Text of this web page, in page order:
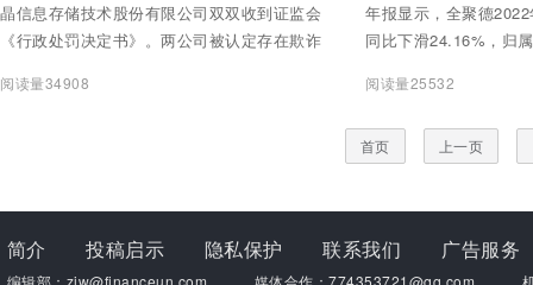
晶信息存储技术股份有限公司双双收到证监会
《行政处罚决定书》。两公司被认定存在欺诈
准。上海证券交易所当日对两公司实施重大违
阅读量34908
年报显示，全聚德
同比下滑24.16%，归
亏损。
阅读量25532
首页 上一页
简介 投稿启示 隐私保护 联系我们 广告服务
编辑部：zjw@financeun.com 媒体合作：774353721@qq.com